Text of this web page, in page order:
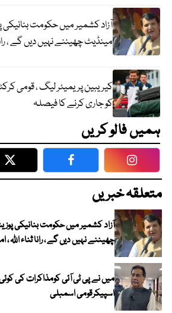
آزاد کشمیر میں حکومت بنانیکی
مینڈیٹ چھیننے نہیں دیں گے ، رانا
کو جاری کرنے کا فیصلہ
ہمیں فالو کریں
Twitter Facebook
متعلقہ خبریں
آزاد کشمیر میں حکومت بنانیکی
چھیننے نہیں دیں گے ، رانا ثناء اللہ ،
میں نے پی ٹی آئی کومذاکرات کی
اسپیکرقومی اسمبلی